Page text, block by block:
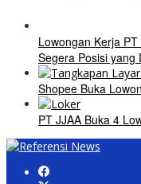
Lowongan Kerja
Segera Posisi yang
Shopee Buka
PT JJAA Buka 4